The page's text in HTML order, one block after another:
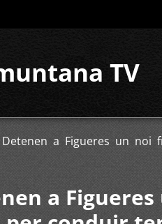
TV
Detenen a Figueres un noi
a